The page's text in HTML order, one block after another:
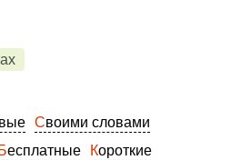
Своими словами
Бесплатные
Короткие